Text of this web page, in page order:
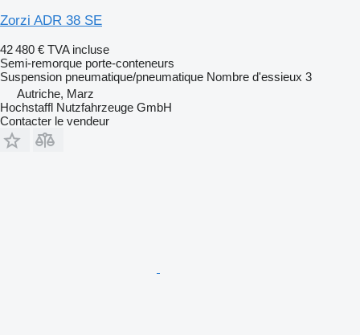
Zorzi ADR 38 SE
42 480 € TVA incluse
Semi-remorque porte-conteneurs
Suspension pneumatique/pneumatique Nombre d'essieux 3
Autriche, Marz
Hochstaffl Nutzfahrzeuge GmbH
Contacter le vendeur